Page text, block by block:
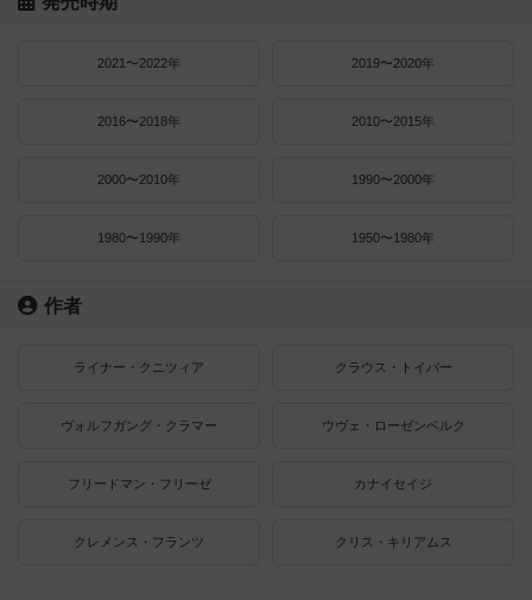
2021〜2022年 2019〜2020年
2016〜2018年 2010〜2015年
2000〜2010年 1990〜2000年
1980〜1990年 1950〜1980年
作者
ライナー・クニツィア クラウス・トイバー
ヴォルフガング・クラマー ウヴェ・ローゼンベルク
フリードマン・フリーゼ カナイセイジ
クレメンス・フランツ クリス・キリアムス